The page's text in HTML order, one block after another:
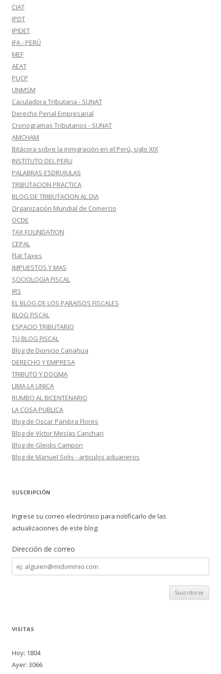
CIAT
IPDT
IPIDET
IFA - PERÚ
MEF
AEAT
PUCP
UNMSM
Caculadora Tributaria - SUNAT
Derecho Penal Empresarial
Cronogramas Tributarios - SUNAT
AMCHAM
Bitácora sobre la inmigración en el Perú, siglo XIX
INSTITUTO DEL PERU
PALABRAS ESDRUJULAS
TRIBUTACION PRACTICA
BLOG DE TRIBUTACION AL DIA
Organización Mundial de Comercio
OCDE
TAX FOUNDATION
CEPAL
Flat Taxes
IMPUESTOS Y MAS
SOCIOLOGIA FISCAL
IRS
EL BLOG DE LOS PARAISOS FISCALES
BLOG FISCAL
ESPACIO TRIBUTARIO
TU BLOG FISCAL
Blog de Dionicio Canahua
DERECHO Y EMPRESA
TRIBUTO Y DOGMA
LIMA LA UNICA
RUMBO AL BICENTENARIO
LA COSA PUBLICA
Blog de Oscar Panibra Flores
Blog de Víctor Mesías Canchari
Blog de Gleidis Campon
Blog de Manuel Solis - articulos aduaneros
SUSCRIPCIÓN
Ingrese su correo electrónico para notificarlo de las
actualizaciones de este blog:
Dirección de correo
Dirección
de
correo
VISITAS
Hoy: 1804
Ayer: 3066